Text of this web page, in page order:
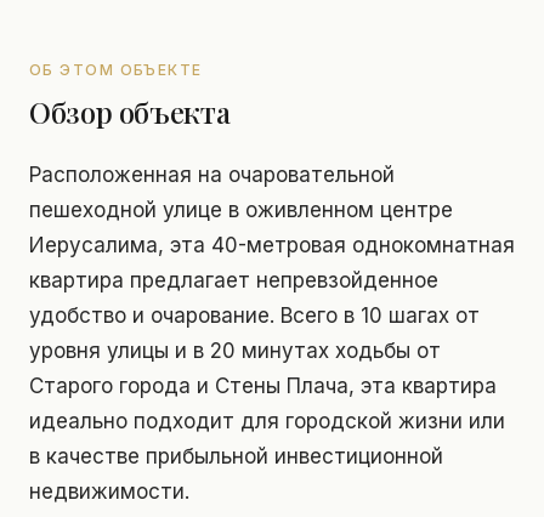
ОБ ЭТОМ ОБЪЕКТЕ
Обзор объекта
Расположенная на очаровательной
пешеходной улице в оживленном центре
Иерусалима, эта 40-метровая однокомнатная
квартира предлагает непревзойденное
удобство и очарование. Всего в 10 шагах от
уровня улицы и в 20 минутах ходьбы от
Старого города и Стены Плача, эта квартира
идеально подходит для городской жизни или
в качестве прибыльной инвестиционной
недвижимости.